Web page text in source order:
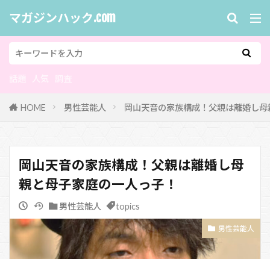
マガジンハック.com
HOME 男性芸能人 岡山天音の家族構成！父親は離婚し
岡山天音の家族構成！父親は離婚し母
親と母子家庭の一人っ子！
男性芸能人 topics
男性芸能人